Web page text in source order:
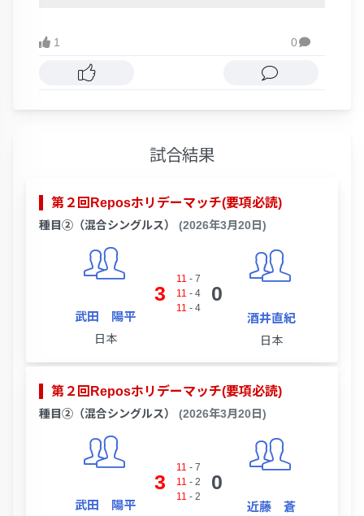
1 0
試合結果
第２回Reposホリデーマッチ(要項必読)
種目②（混合シングルス） (2026年3月20日)
武田 陽平
日本
3
11 - 7
11 - 4
11 - 4
0
酒井直紀
日本
第２回Reposホリデーマッチ(要項必読)
種目②（混合シングルス） (2026年3月20日)
武田 陽平
3
11 - 7
11 - 2
11 - 2
0
近藤 蒼